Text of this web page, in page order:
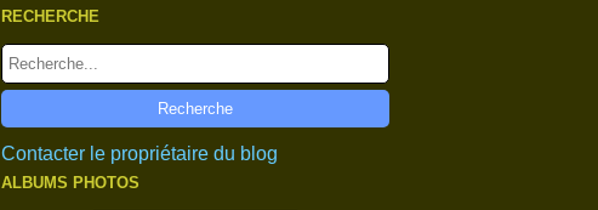
RECHERCHE
Contacter le propriétaire du blog
ALBUMS PHOTOS